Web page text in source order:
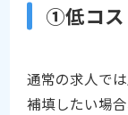
①低コス
通常の求人で
補填したい場